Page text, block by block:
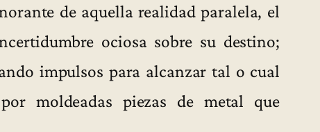
de aquella realidad paralela, el
ociosa sobre su destino;
impulsos para alcanzar tal o cual
moldeadas piezas de metal que